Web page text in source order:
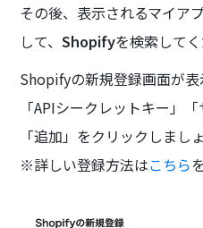
その後、表示されるマイア
して、Shopifyを検索してく
Shopifyの新規登録画面が表
「APIシークレットキー」
「追加」をクリックしましょ
※詳しい登録方法はこちら